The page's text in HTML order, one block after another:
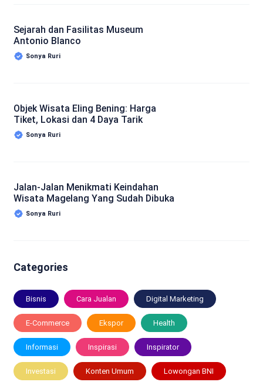
Sejarah dan Fasilitas Museum
Antonio Blanco
Sonya Ruri
Objek Wisata Eling Bening: Harga
Tiket, Lokasi dan 4 Daya Tarik
Sonya Ruri
Jalan-Jalan Menikmati Keindahan
Wisata Magelang Yang Sudah Dibuka
Sonya Ruri
Categories
Bisnis Cara Jualan Digital Marketing
E-Commerce Ekspor Health
Informasi Inspirasi Inspirator
Investasi Konten Umum Lowongan BNI